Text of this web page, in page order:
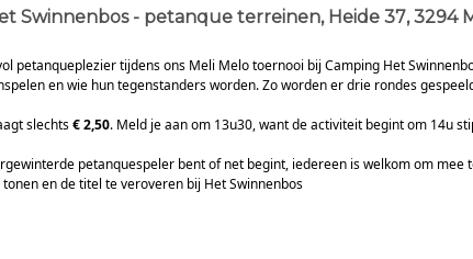
Swinnenbos - petanque terreinen, Heide 37, 3294
petanqueplezier tijdens ons Meli Melo toernooi bij Camping Het
en wie hun tegenstanders worden. Zo worden er drie rondes
slechts€ 2,50. Meld je aan om 13u30, want de activiteit begint om 14u
petanquespeler bent of net begint, iedereen is welkom om
en de titel te veroveren bij Het Swinnenbos